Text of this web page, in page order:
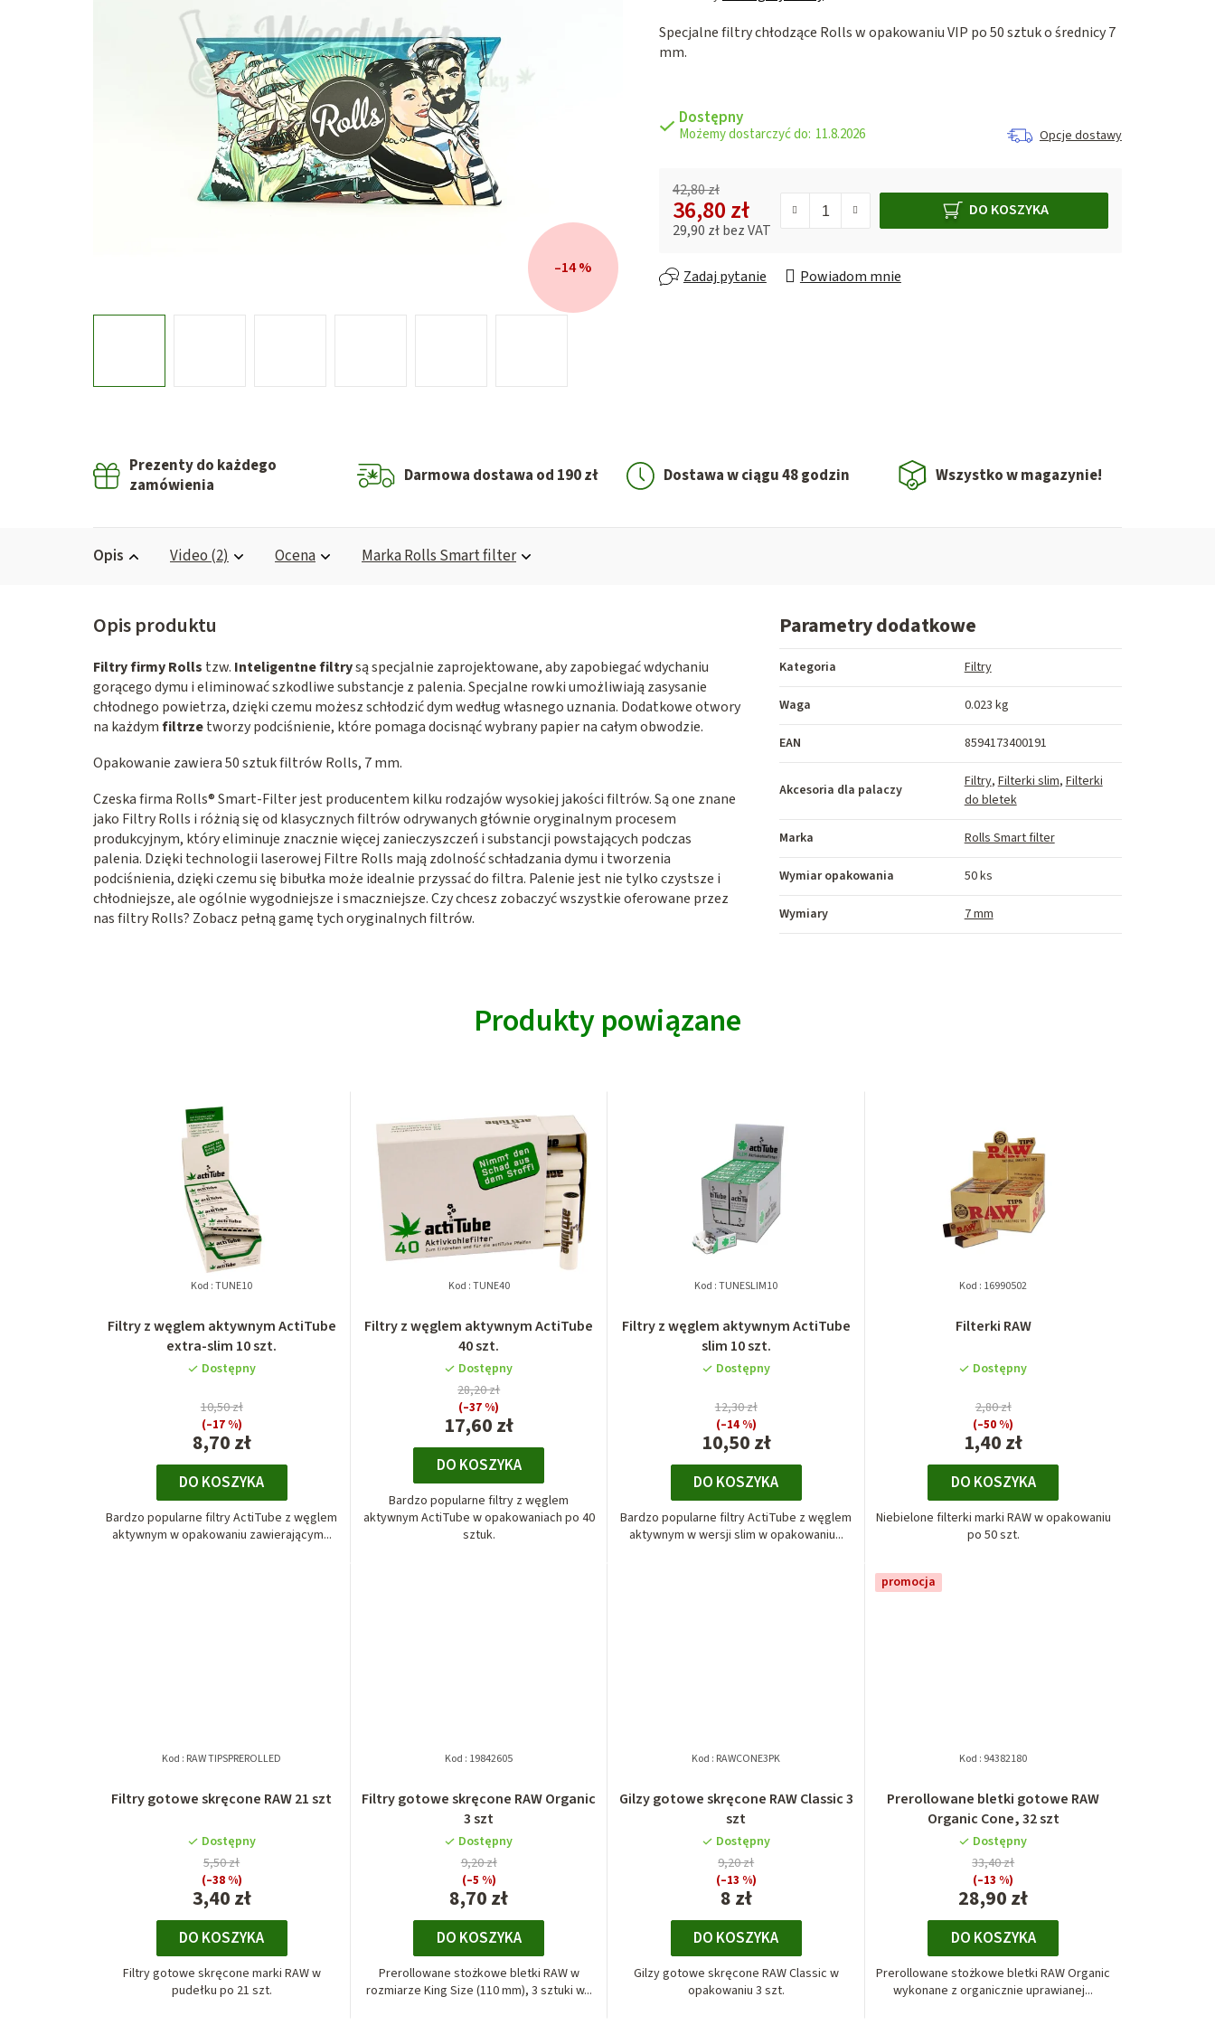
produktu
wynosi
gwiazdek.
Specjalne filtry chłodzące Rolls w opakowaniu VIP po 50 sztuk o średnicy 7
mm.
Dostępny
11.8.2026 Opcje dostawy
42,80 zł
36,80 zł
29,90 zł bez VAT
DO KOSZYKA
Zadaj pytanie Powiadom mnie
–14 %
Prezenty do każdego
zamówienia
Darmowa dostawa od 190 zł Dostawa w ciągu 48 godzin Wszystko w magazynie!
Opis Video (2) Ocena MarkaRolls Smart filter
Filtry firmy Rolls tzw. Inteligentne filtrysą specjalnie zaprojektowane, aby zapobiegać wdychaniu
gorącego dymu i eliminować szkodliwe substancje z palenia. Specjalne rowki umożliwiają zasysanie
chłodnego powietrza, dzięki czemu możesz schłodzić dym według własnego uznania. Dodatkowe otwory
na każdymfiltrzetworzy podciśnienie, które pomaga docisnąć wybrany papier na całym obwodzie.
Opakowanie zawiera 50 sztuk filtrów Rolls, 7 mm.
Czeska firma Rolls® Smart-Filter jest producentem kilku rodzajów wysokiej jakości filtrów. Są one znane
jako Filtry Rolls i różnią się od klasycznych filtrów odrywanych głównie oryginalnym procesem
produkcyjnym, który eliminuje znacznie więcej zanieczyszczeń i substancji powstających podczas
palenia. Dzięki technologii laserowej Filtre Rolls mają zdolność schładzania dymu i tworzenia
podciśnienia, dzięki czemu się bibułka może idealnie przyssać do filtra. Palenie jest nie tylko czystsze i
chłodniejsze, ale ogólnie wygodniejsze i smaczniejsze. Czy chcesz zobaczyć wszystkie oferowane przez
nas filtry Rolls? Zobacz pełną gamę tych oryginalnych filtrów.
Parametry dodatkowe
Kategoria Filtry
Waga 0.023 kg
EAN 8594173400191
Akcesoria dla palaczy Filtry,Filterki slim,Filterki
do bletek
Marka Rolls Smart filter
Wymiar opakowania 50 ks
Wymiary 7 mm
Produkty powiązane
Filtry z węglem aktywnym ActiTube
extra-slim 10 szt.
Dostępny
8,70 zł
10,50 zł
(–17 %)
DO KOSZYKA
Bardzo popularne filtry ActiTube z węglem
aktywnym w opakowaniu zawierającym...
Kod :TUNE10
Filtry z węglem aktywnym ActiTube
40 szt.
Dostępny
17,60 zł
28,20 zł
(–37 %)
DO KOSZYKA
Bardzo popularne filtry z węglem
aktywnym ActiTube w opakowaniach po 40
sztuk.
Kod :TUNE40
Filtry z węglem aktywnym ActiTube
slim 10 szt.
Dostępny
10,50 zł
12,30 zł
(–14 %)
DO KOSZYKA
Bardzo popularne filtry ActiTube z węglem
aktywnym w wersji slim w opakowaniu...
Kod :TUNESLIM10
Filterki RAW
Dostępny
1,40 zł
2,80 zł
(–50 %)
DO KOSZYKA
Niebielone filterki marki RAW w opakowaniu
po 50 szt.
Kod : 16990502
Filtry gotowe skręcone RAW 21 szt
Dostępny
3,40 zł
5,50 zł
(–38 %)
DO KOSZYKA
Filtry gotowe skręcone marki RAW w
pudełku po 21 szt.
Kod : RAW TIPSPREROLLED
Filtry gotowe skręcone RAW Organic
3 szt
Dostępny
8,70 zł
9,20 zł
(–5 %)
DO KOSZYKA
Prerollowane stożkowe bletki RAW w
rozmiarze King Size (110 mm), 3 sztuki w...
Kod : 19842605
Gilzy gotowe skręcone RAW Classic 3
szt
Dostępny
8 zł
9,20 zł
(–13 %)
DO KOSZYKA
Gilzy gotowe skręcone RAW Classic w
opakowaniu 3 szt.
Kod : RAWCONE3PK
promocja
Prerollowane bletki gotowe RAW
Organic Cone, 32 szt
Dostępny
28,90 zł
33,40 zł
(–13 %)
DO KOSZYKA
Prerollowane stożkowe bletki RAW Organic
wykonane z organicznie uprawianej...
Kod : 94382180